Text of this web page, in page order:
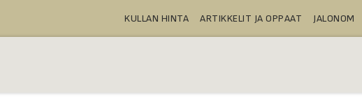
KULLAN HINTA ARTIKKELIT JA OPPAAT JALONOM